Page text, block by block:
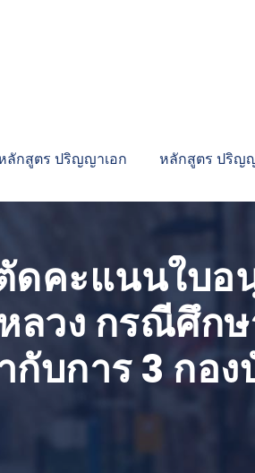
ลักสูตร ปริญญาเอก หลักสูตร ปริญ
ดคะแนนใบ
ลวง กรณีศึก
กับการ 3 กอ